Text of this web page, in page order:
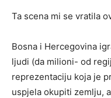
Ta scena mi se vratila
Bosna i Hercegovina
ljudi (da milioni- od
reprezentaciju koja je
uspjela okupiti zemlju,